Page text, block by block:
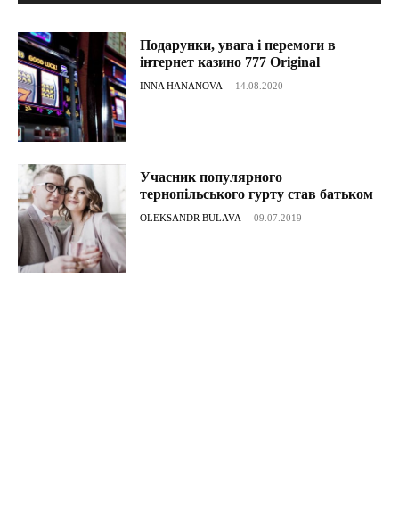
Подарунки, увага і перемоги в
інтернет казино 777 Original
INNA HANANOVA - 14.08.2020
Учасник популярного
тернопільського гурту став батьком
OLEKSANDR BULAVA - 09.07.2019